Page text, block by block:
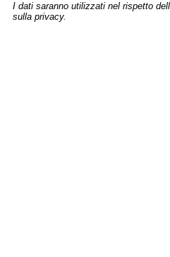
I dati saranno utilizzati nel rispetto
sulla privacy.